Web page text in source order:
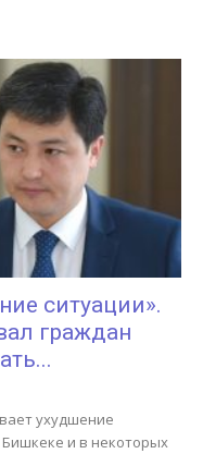
ситуации».
граждан
ухудшение
Бишкеке и в некоторых